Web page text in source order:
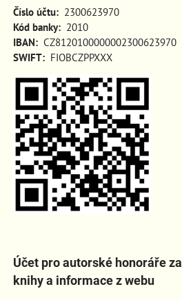
Číslo účtu: 2300623970
Kód banky: 2010
IBAN: CZ8120100000002300623970
SWIFT: FIOBCZPPXXX
Účet pro autorské honoráře za
knihy a informace z webu